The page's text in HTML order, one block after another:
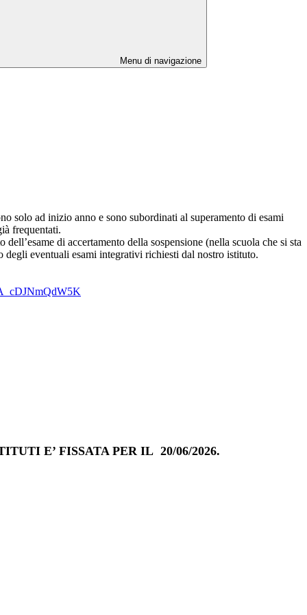
Menu di navigazione
solo ad inizio anno e sono subordinati al superamento di esami
frequentati.
di accertamento della sospensione (nella scuola che si sta
degli eventuali esami integrativi richiesti dal nostro istituto.
E’ FISSATA PER IL 20/06/2026.